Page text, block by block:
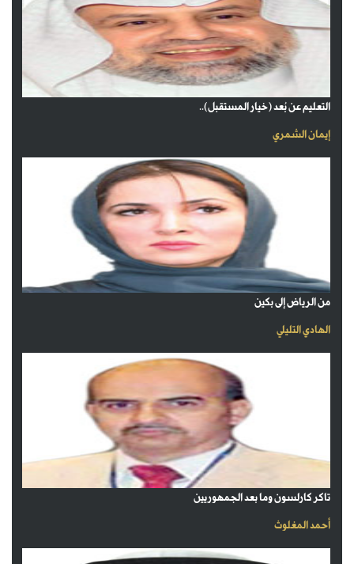
التعليم عن بُعد (خيار المستقبل)..
إيمان الشمري
من الرياض إلى بكين
الهادي التليلي
تاكر كارلسون وما بعد الجمهوريين
أحمد المغلوث